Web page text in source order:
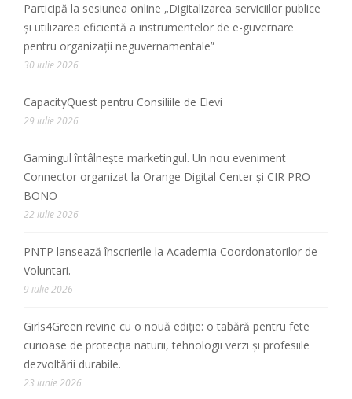
Participă la sesiunea online „Digitalizarea serviciilor publice
și utilizarea eficientă a instrumentelor de e-guvernare
pentru organizații neguvernamentale”
30 iulie 2026
CapacityQuest pentru Consiliile de Elevi
29 iulie 2026
Gamingul întâlnește marketingul. Un nou eveniment
Connector organizat la Orange Digital Center și CIR PRO
BONO
22 iulie 2026
PNTP lansează înscrierile la Academia Coordonatorilor de
Voluntari.
9 iulie 2026
Girls4Green revine cu o nouă ediție: o tabără pentru fete
curioase de protecția naturii, tehnologii verzi și profesiile
dezvoltării durabile.
23 iunie 2026